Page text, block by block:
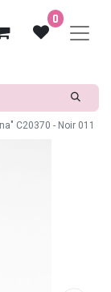
0
C20370 - Noir 011